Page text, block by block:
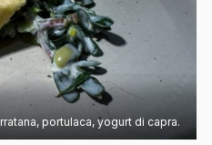
portulaca, yogurt di capra.